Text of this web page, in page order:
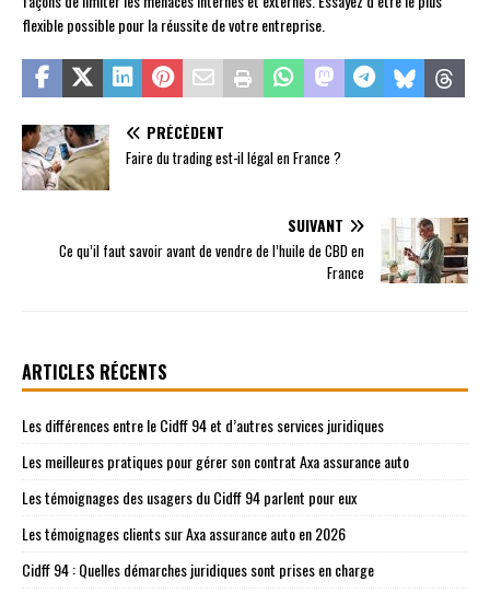
flexible possible pour la réussite de votre entreprise.
PRÉCÉDENT
Faire du trading est-il légal en France ?
SUIVANT
Ce qu’il faut savoir avant de vendre de l’huile de CBD en
France
ARTICLES RÉCENTS
Les différences entre le Cidff 94 et d’autres services juridiques
Les meilleures pratiques pour gérer son contrat Axa assurance auto
Les témoignages des usagers du Cidff 94 parlent pour eux
Les témoignages clients sur Axa assurance auto en 2026
Cidff 94 : Quelles démarches juridiques sont prises en charge